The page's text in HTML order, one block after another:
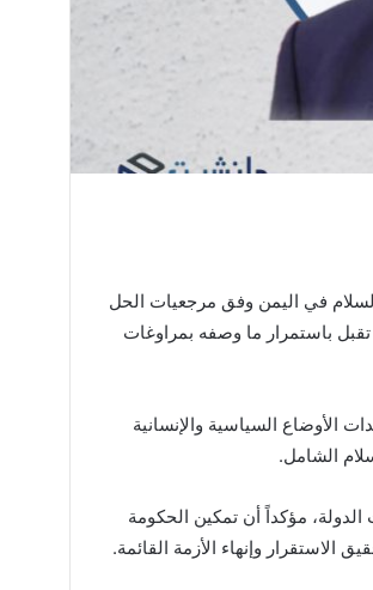
في اليمن وفق مرجعيات الحل
باستمرار ما وصفه بمراوغات
الأوضاع السياسية والإنسانية
الشامل.
مؤكداً أن تمكين الحكومة
الاستقرار وإنهاء الأزمة القائمة.